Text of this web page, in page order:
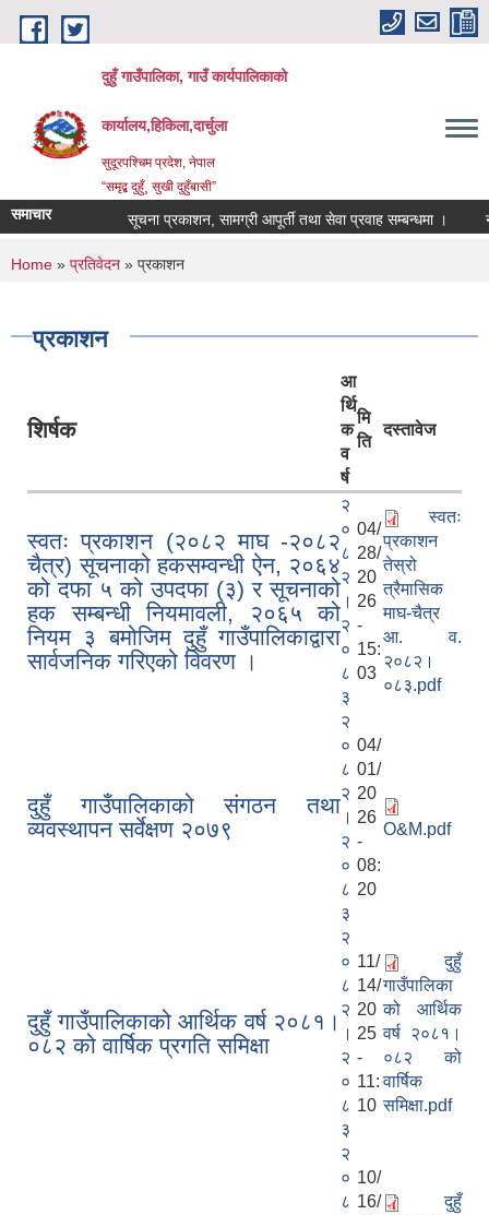
Skip to main content
दुहुँ गाउँपालिका, गाउँ कार्यपालिकाको
कार्यालय,हिकिला,दार्चुला
सुदूरपश्चिम प्रदेश, नेपाल
“समृद्ब दुहुँ¸ सुखी दुहुँबासी”
समाचार सूचना प्रकाशन, सामग्री आपूर्ती तथा सेवा प्रवाह सम्बन्धमा । नयाँ
You are here
Home » प्रतिवेदन » प्रकाशन
प्रकाशन
शिर्षक
आ
र्थि
क
व
र्ष
मि
ति
दस्तावेज
स्वतः प्रकाशन (२०८२ माघ -२०८२
चैत्र) सूचनाको हकसम्वन्धी ऐन, २०६४
को दफा ५ को उपदफा (३) र सूचनाको
हक सम्बन्धी नियमावली, २०६५ को
नियम ३ बमोजिम दुहुँ गाउँपालिकाद्वारा
सार्वजनिक गरिएको विवरण ।
२
०
८
२
।
२
०
८
३
04/
28/
20
26
-
15:
03
स्वतः
प्रकाशन
तेस्रो
त्रैमासिक
माघ-चैत्र
आ. व.
२०८२।
०८३.pdf
दुहुँ गाउँपालिकाको संगठन तथा
व्यवस्थापन सर्वेक्षण २०७९
२
०
८
२
।
२
०
८
३
04/
01/
20
26
-
08:
20
O&M.pdf
दुहुँ गाउँपालिकाको आर्थिक वर्ष २०८१।
०८२ को वार्षिक प्रगति समिक्षा
२
०
८
२
।
२
०
८
३
11/
14/
20
25
-
11:
10
दुहुँ
गाउँपालिका
को आर्थिक
वर्ष २०८१।
०८२ को
वार्षिक
समिक्षा.pdf
२
०
८
10/
16/
दुहुँ